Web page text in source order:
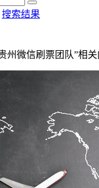
搜索结果
州微信刷票团队”相